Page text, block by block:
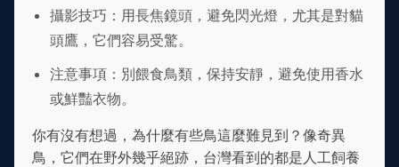
攝影技巧：用長焦鏡頭，避免閃光燈，尤其是對貓
頭鷹，它們容易受驚。
注意事項：別餵食鳥類，保持安靜，避免使用香水
或鮮豔衣物。
你有沒有想過，為什麼有些鳥這麼難見到？像奇異
鳥，它們在野外幾乎絕跡，台灣看到的都是人工飼養